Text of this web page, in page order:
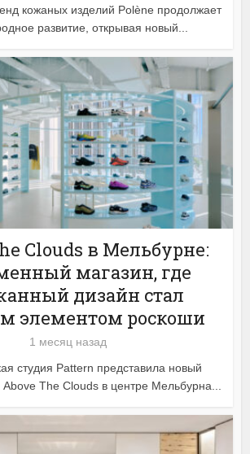
кожаных изделий Polène продолжает
развитие, открывая новый...
Clouds в Мельбурне:
магазин, где
дизайн стал
элементом роскоши
1 месяц назад
студия Pattern представила новый
The Clouds в центре Мельбурна...